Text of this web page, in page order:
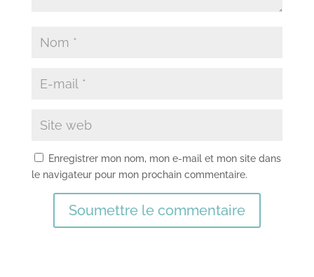
Enregistrer mon nom, mon e-mail et mon site dans
le navigateur pour mon prochain commentaire.
Soumettre le commentaire